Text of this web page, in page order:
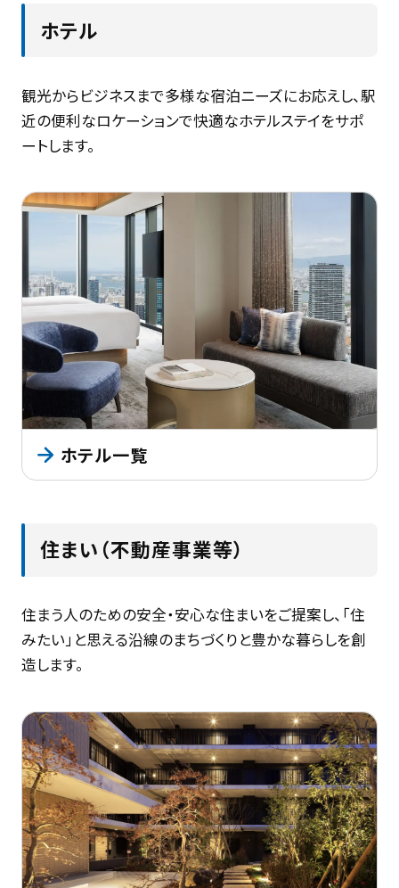
ホテル
観光からビジネスまで多様な宿泊ニーズにお応えし、駅
近の便利なロケーションで快適なホテルステイをサポ
ートします。
ホテル一覧
住まい（不動産事業等）
住まう人のための安全・安心な住まいをご提案し、「住
みたい」と思える沿線のまちづくりと豊かな暮らしを創
造します。